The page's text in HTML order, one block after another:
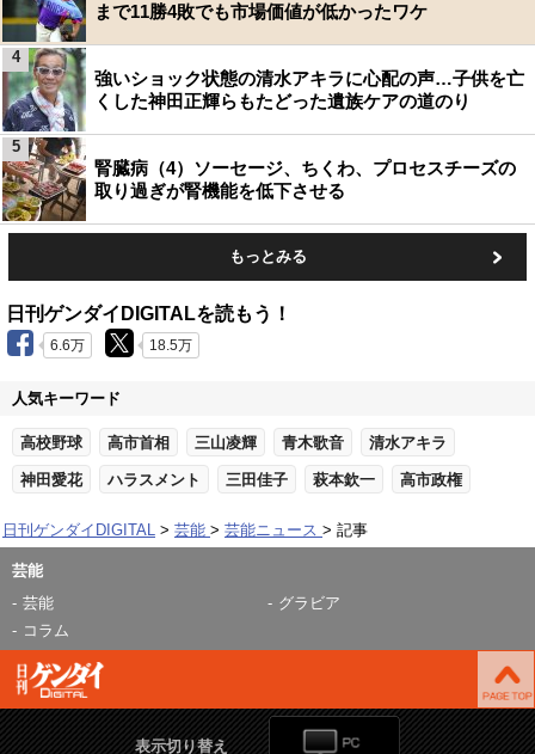
まで11勝4敗でも市場価値が低かったワケ
強いショック状態の清水アキラに心配の声…子供を亡
くした神田正輝らもたどった遺族ケアの道のり
4
腎臓病（4）ソーセージ、ちくわ、プロセスチーズの
取り過ぎが腎機能を低下させる
5
もっとみる
日刊ゲンダイDIGITALを読もう！
6.6万 18.5万
人気キーワード
高校野球 高市首相 三山凌輝 青木歌音 清水アキラ
神田愛花 ハラスメント 三田佳子 萩本欽一 高市政権
日刊ゲンダイDIGITAL 芸能 芸能ニュース 記事
芸能
芸能
グラビア
コラム
表示切り替え